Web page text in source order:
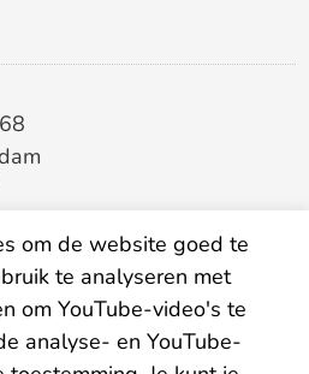
om de website goed te
te analyseren met
om YouTube-video's te
analyse- en YouTube-